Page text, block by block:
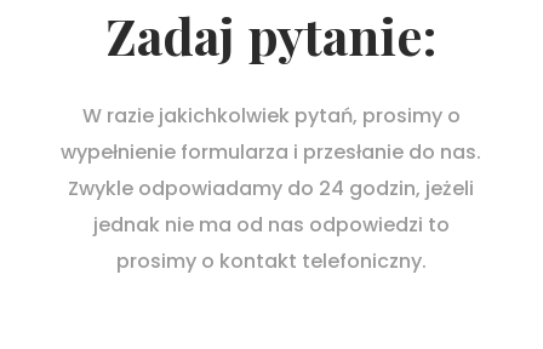
Zadaj pytanie:
W razie jakichkolwiek pytań, prosimy o
wypełnienie formularza i przesłanie do nas.
Zwykle odpowiadamy do 24 godzin, jeżeli
jednak nie ma od nas odpowiedzi to
prosimy o kontakt telefoniczny.